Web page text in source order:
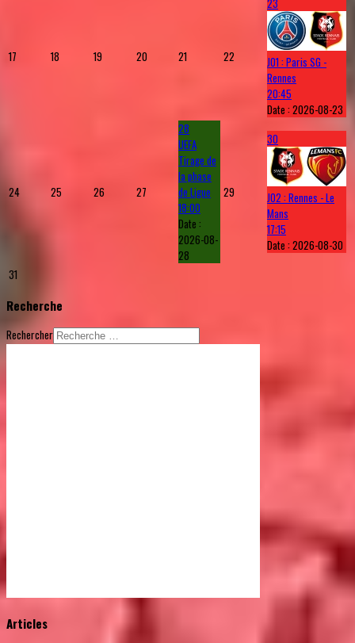
17 18 19 20 21 22
23
J01 : Paris SG -
Rennes
20:45
Date :2026-08-23
24 25 26 27
28
UEFA
Tirage de
la phase
de Ligue
18:00
Date :
2026-08-
28
29
30
J02 : Rennes - Le
Mans
17:15
Date :2026-08-30
31
Recherche
Rechercher
Articles